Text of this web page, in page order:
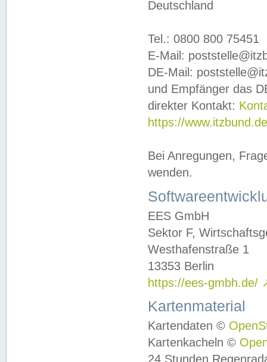
Deutschland
Tel.: 0800 800 75451
E-Mail:
DE-Mail:
und Empfänger das
direkter Kontakt:
https://
Bei Anregungen,
wenden.
EES GmbH
Sektor F,
Westhafenstraße 1
13353 Berlin
https://ees-gmbh.de/
Kartenmaterial
Kartendaten ©
Kartenkacheln ©
24 Stunden